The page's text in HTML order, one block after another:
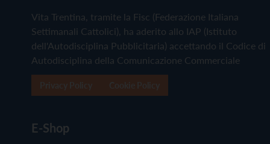
Vita Trentina, tramite la Fisc (Federazione Italiana
Settimanali Cattolici), ha aderito allo IAP (Istituto
dell'Autodisciplina Pubblicitaria) accettando il Codice di
Autodisciplina della Comunicazione Commerciale
E-Shop